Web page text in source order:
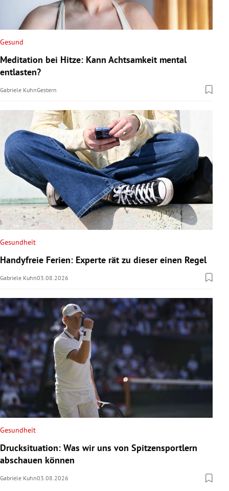
Gesund
Meditation bei Hitze: Kann Achtsamkeit mental
entlasten?
Gabriele KuhnGestern
Gesundheit
Handyfreie Ferien: Experte rät zu dieser einen Regel
Gabriele Kuhn03.08.2026
Gesundheit
Drucksituation: Was wir uns von Spitzensportlern
abschauen können
Gabriele Kuhn03.08.2026